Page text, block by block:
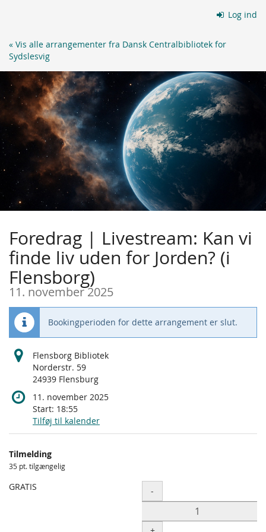
Log ind
« Vis alle arrangementer fra Dansk Centralbibliotek for
Sydslesvig
Foredrag | Livestream: Kan vi
finde liv uden for Jorden? (i
Flensborg)
11. november 2025
Bookingperioden for dette arrangement er slut.
Flensborg Bibliotek
Norderstr. 59
24939 Flensburg
11. november 2025
Start: 18:55
Tilføj til kalender
Produkter
Uncategorized
items
Tilmelding
35 pt. tilgængelig
GRATIS Antal
-